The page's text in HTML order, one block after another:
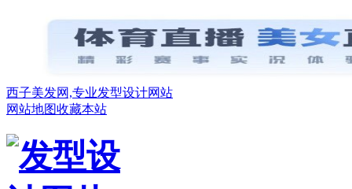
西子美发网,专业发型设计网站
网站地图收藏本站